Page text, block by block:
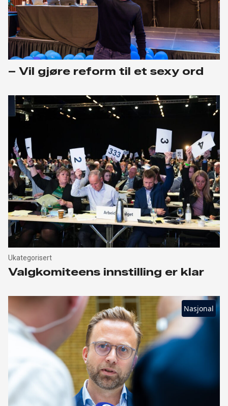
– Vil gjøre reform til et sexy ord
Ukategorisert
Valgkomiteens innstilling er klar
Nasjonal